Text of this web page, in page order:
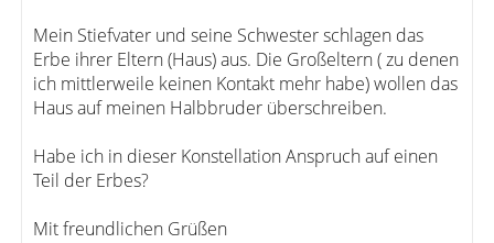
Mein Stiefvater und seine Schwester schlagen das
Erbe ihrer Eltern (Haus) aus. Die Großeltern ( zu denen
ich mittlerweile keinen Kontakt mehr habe) wollen das
Haus auf meinen Halbbruder überschreiben.
Habe ich in dieser Konstellation Anspruch auf einen
Teil der Erbes?
Mit freundlichen Grüßen